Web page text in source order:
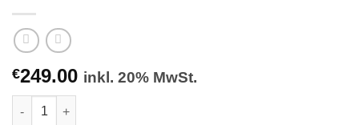
€249.00 inkl. 20% MwSt.
Damenjacke "Cuore Rosso" Menge